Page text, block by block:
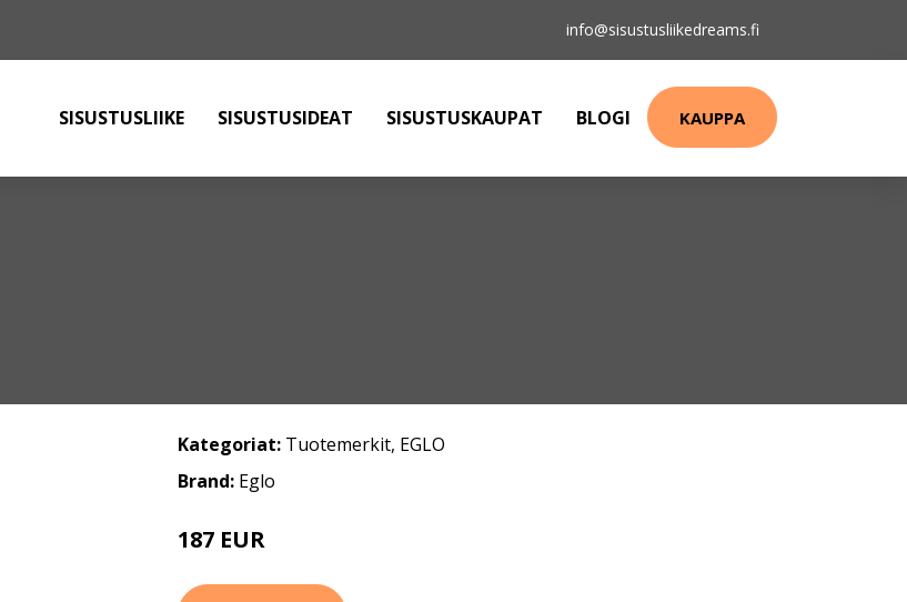
info@sisustusliikedreams.fi
SISUSTUSLIIKE SISUSTUSIDEAT SISUSTUSKAUPAT BLOGI KAUPPA
Kategoriat: Tuotemerkit, EGLO
Brand: Eglo
187 EUR